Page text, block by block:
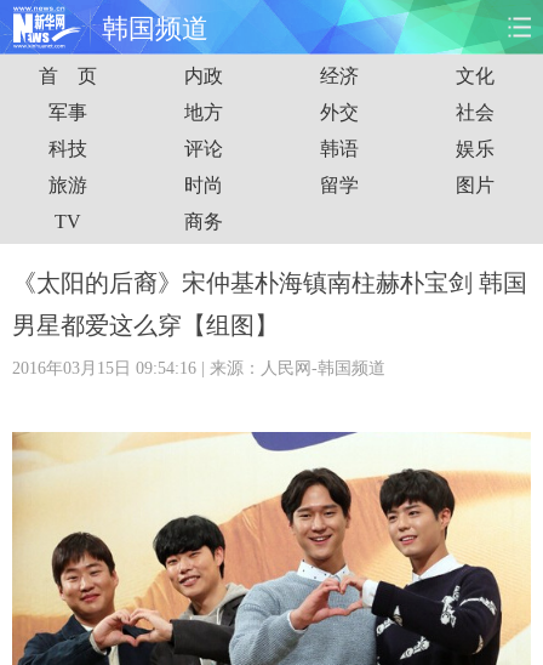
韩国频道
首页 时政 国际 财经
娱乐 体育 人事 教育
时尚 思客
港澳 台湾 华人 汽车
科技 能源
旅游
公益 军事 无人机
富媒体 摄影 新华广播
新华电视中文 新华电视英文 返回PC
首 页 内政 经济
文化
军事
地方 外交
社会
科技
评论 韩语
娱乐
旅游
时尚 留学
图片
TV
商务
《太阳的后裔》宋仲基朴海镇南柱赫朴宝剑 韩国
男星都爱这么穿【组图】
2016年03月15日 09:54:16 | 来源：人民网-韩国频道